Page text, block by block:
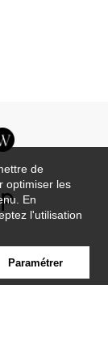
de
optimiser les
En
l'utilisation
Paramétrer